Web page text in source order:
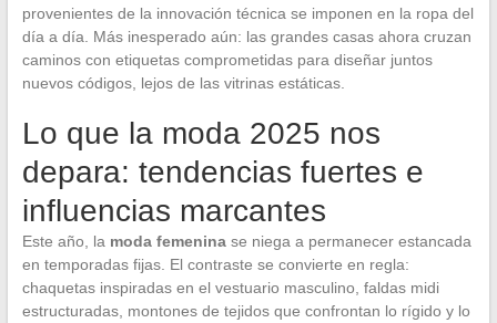
provenientes de la innovación técnica se imponen en la ropa del
día a día. Más inesperado aún: las grandes casas ahora cruzan
caminos con etiquetas comprometidas para diseñar juntos
nuevos códigos, lejos de las vitrinas estáticas.
Lo que la moda 2025 nos
depara: tendencias fuertes e
influencias marcantes
Este año, la moda femeninase niega a permanecer estancada
en temporadas fijas. El contraste se convierte en regla:
chaquetas inspiradas en el vestuario masculino, faldas midi
estructuradas, montones de tejidos que confrontan lo rígido y lo